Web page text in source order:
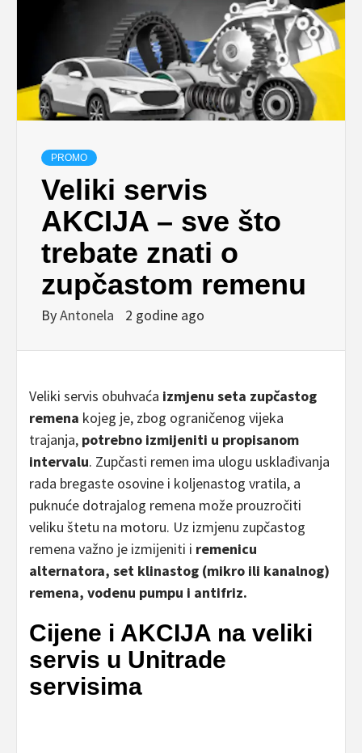
PROMO
Veliki servis
AKCIJA – sve što
trebate znati o
zupčastom remenu
ByAntonela 2 godine ago
Veliki servis obuhvaća izmjenu seta zupčastog
remena kojeg je, zbog ograničenog vijeka
trajanja, potrebno izmijeniti u propisanom
intervalu. Zupčasti remen ima ulogu usklađivanja
rada bregaste osovine i koljenastog vratila, a
puknuće dotrajalog remena može prouzročiti
veliku štetu na motoru. Uz izmjenu zupčastog
remena važno je izmijeniti i remenicu
alternatora, set klinastog (mikro ili kanalnog)
remena, vodenu pumpu i antifriz.
Cijene i AKCIJA na veliki
servis u Unitrade
servisima